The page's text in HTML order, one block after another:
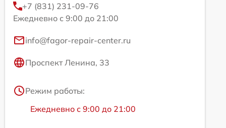
+7 (831) 231-09-76
Ежедневно с 9:00 до 21:00
info@fagor-repair-center.ru
Проспект Ленина, 33
Режим работы:
Ежедневно с 9:00 до 21:00